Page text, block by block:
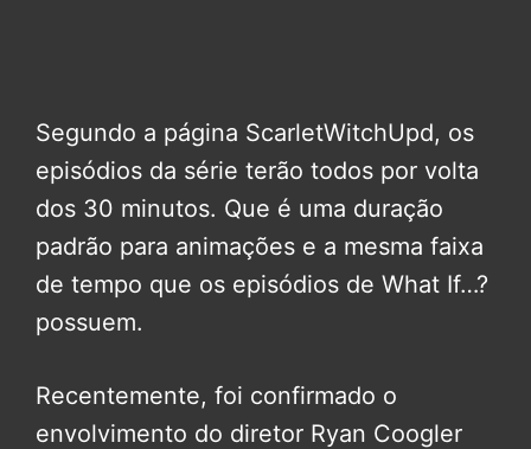
Segundo a página ScarletWitchUpd, os
episódios da série terão todos por volta
dos 30 minutos. Que é uma duração
padrão para animações e a mesma faixa
de tempo que os episódios de What If…?
possuem.
Recentemente, foi confirmado o
envolvimento do diretor Ryan Coogler